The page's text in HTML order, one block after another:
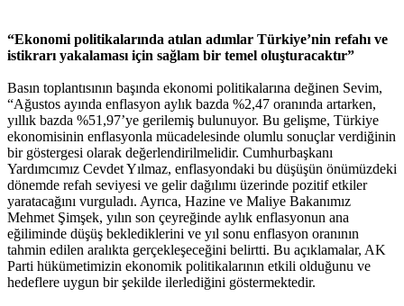
“Ekonomi politikalarında atılan adımlar Türkiye’nin refahı ve
istikrarı yakalaması için sağlam bir temel oluşturacaktır”
Basın toplantısının başında ekonomi politikalarına değinen Sevim,
“Ağustos ayında enflasyon aylık bazda %2,47 oranında artarken,
yıllık bazda %51,97’ye gerilemiş bulunuyor. Bu gelişme, Türkiye
ekonomisinin enflasyonla mücadelesinde olumlu sonuçlar verdiğinin
bir göstergesi olarak değerlendirilmelidir. Cumhurbaşkanı
Yardımcımız Cevdet Yılmaz, enflasyondaki bu düşüşün önümüzdeki
dönemde refah seviyesi ve gelir dağılımı üzerinde pozitif etkiler
yaratacağını vurguladı. Ayrıca, Hazine ve Maliye Bakanımız
Mehmet Şimşek, yılın son çeyreğinde aylık enflasyonun ana
eğiliminde düşüş beklediklerini ve yıl sonu enflasyon oranının
tahmin edilen aralıkta gerçekleşeceğini belirtti. Bu açıklamalar, AK
Parti hükümetimizin ekonomik politikalarının etkili olduğunu ve
hedeflere uygun bir şekilde ilerlediğini göstermektedir.